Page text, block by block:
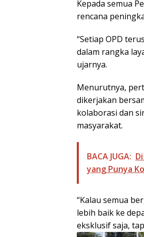
Kepada semua
rencana
“Setiap OPD
dalam rangka
ujarnya.
Menurutnya,
dikerjakan
kolaborasi dan
masyarakat.
BACA JUGA:
yang Punya
“Kalau semua
lebih baik ke
eksklusif saja,